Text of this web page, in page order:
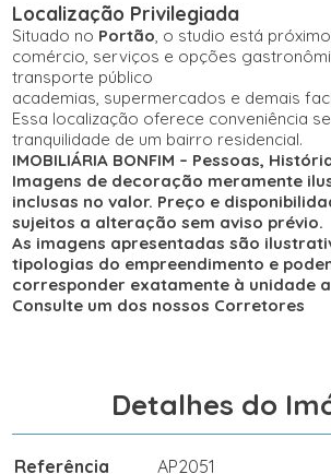
Localização Privilegiada
Situado no Portão, o studio está
comércio, serviços e opções
transporte público
academias, supermercados e demais
Essa localização oferece conveniência
tranquilidade de um bairro residencial.
IMOBILIÁRIA BONFIM – Pessoas,
Imagens de decoração meramente
inclusas no valor. Preço e
sujeitos a alteração sem aviso prévio.
As imagens apresentadas são
tipologias do empreendimento e
corresponder exatamente à unidade
Consulte um dos nossos Corretores
Detalhes do
Referência AP2051